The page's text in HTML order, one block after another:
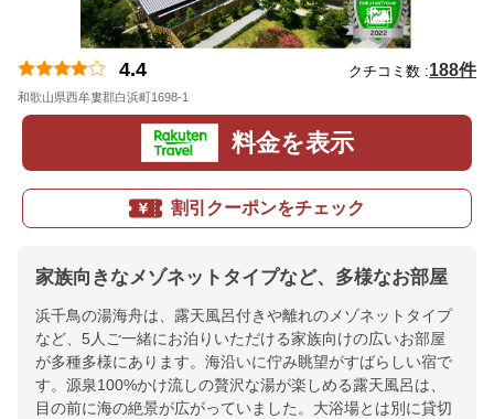
4.4 クチコミ数 :188件
和歌山県西牟婁郡白浜町1698-1
料金を表示
割引クーポンをチェック
家族向きなメゾネットタイプなど、多様なお部屋
浜千鳥の湯海舟は、露天風呂付きや離れのメゾネットタイプ
など、5人ご一緒にお泊りいただける家族向けの広いお部屋
が多種多様にあります。海沿いに佇み眺望がすばらしい宿で
す。源泉100%かけ流しの贅沢な湯が楽しめる露天風呂は、
目の前に海の絶景が広がっていました。大浴場とは別に貸切